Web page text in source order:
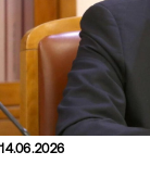
14.06.2026